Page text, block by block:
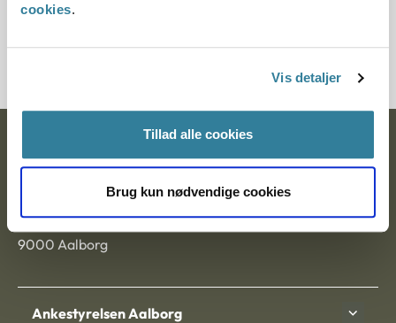
cookies.
Vis detaljer
Tillad alle cookies
Brug kun nødvendige cookies
Journalnummer
20676-93
Nytorv 7, 2. sal
9000 Aalborg
Ankestyrelsen Aalborg